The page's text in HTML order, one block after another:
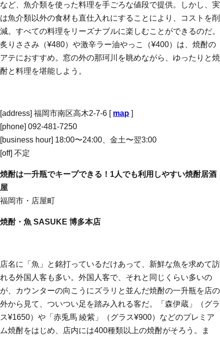
など、魚介類を使った料理を手ごろな値段で提供。しかし、実
は魚介類以外の食材も直仕入れにすることにより、コストを削
減。すべての料理をリーズナブルに楽しむことができるのだ。
炙りささみ（¥480）や激辛ラー油やっこ（¥400）は、焼酎の
アテにおすすめ。窓の外の那珂川を眺めながら、ゆったりと焼
酎と料理を堪能しよう。
[address] 福岡市南区高木2-7-6 [ map ]
[phone] 092-481-7250
[business hour] 18:00〜24:00、金土〜翌3:00
[off] 不定
焼酎は一升瓶でキープできる！1人でも利用しやすい焼酎居酒
屋
福岡市・店屋町
焼酎・魚 SASUKE 博多本店
店名に「魚」と銘打っているだけあって、新鮮な魚を求めて訪
れる外国人客も多い。外国人客で、それと同じくらい多いの
が、カウンターの向こうにズラリと並んだ焼酎の一升瓶を店の
外から見て、ついつい足を踏み入れる客だ。「森伊蔵」（グラ
ス¥1650）や「赤兎馬 綾紫」（グラス¥900）などのプレミア
ム焼酎をはじめ、店内には400種類以上の焼酎がそろう。ま